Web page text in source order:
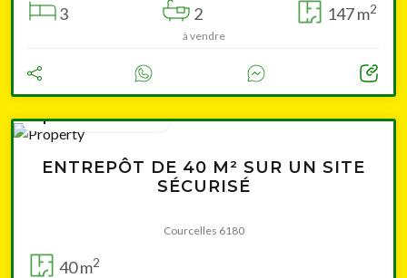
3 2 147 m2
à vendre
à partir de 49 000 €
ENTREPÔT DE 40 M² SUR UN SITE
SÉCURISÉ
Courcelles 6180
40 m2